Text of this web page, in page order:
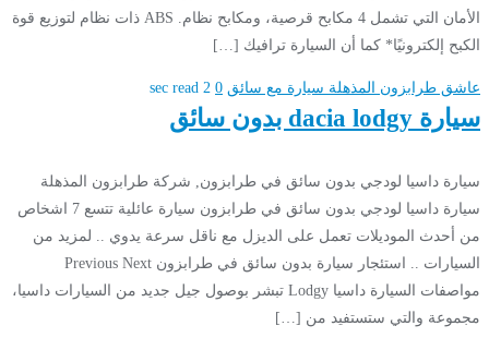
الأمان التي تشمل 4 مكابح قرصية، ومكابح نظام. ABS ذات نظام لتوزيع قوة
الكبح إلكترونيًا* كما أن السيارة ترافيك […]
عاشق طرابزون المذهلة سيارة مع سائق 0
2 sec read
سيارة dacia lodgy بدون سائق
سيارة داسيا لودجي بدون سائق في طرابزون, شركة طرابزون المذهلة ​
سيارة داسيا لودجي بدون سائق في طرابزون سيارة عائلية تتسع 7 اشخاص
من أحدث الموديلات تعمل على الديزل مع ناقل سرعة يدوي .. لمزيد من
السيارات .. استئجار سيارة بدون سائق في طرابزون Previous Next
مواصفات السيارة داسيا Lodgy تبشر بوصول جيل جديد من السيارات داسيا،
مجموعة والتي ستستفيد من […]